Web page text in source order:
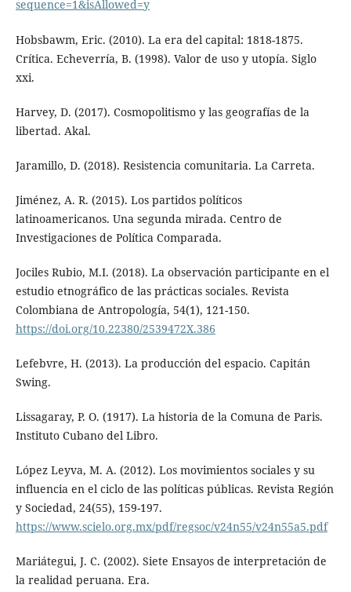
sequence=1&isAllowed=y
Hobsbawm, Eric. (2010). La era del capital: 1818-1875.
Crítica. Echeverría, B. (1998). Valor de uso y utopía. Siglo
xxi.
Harvey, D. (2017). Cosmopolitismo y las geografías de la
libertad. Akal.
Jaramillo, D. (2018). Resistencia comunitaria. La Carreta.
Jiménez, A. R. (2015). Los partidos políticos
latinoamericanos. Una segunda mirada. Centro de
Investigaciones de Política Comparada.
Jociles Rubio, M.I. (2018). La observación participante en el
estudio etnográfico de las prácticas sociales. Revista
Colombiana de Antropología, 54(1), 121-150.
https://doi.org/10.22380/2539472X.386
Lefebvre, H. (2013). La producción del espacio. Capitán
Swing.
Lissagaray, P. O. (1917). La historia de la Comuna de Paris.
Instituto Cubano del Libro.
López Leyva, M. A. (2012). Los movimientos sociales y su
influencia en el ciclo de las políticas públicas. Revista Región
y Sociedad, 24(55), 159-197.
https://www.scielo.org.mx/pdf/regsoc/v24n55/v24n55a5.pdf
Mariátegui, J. C. (2002). Siete Ensayos de interpretación de
la realidad peruana. Era.